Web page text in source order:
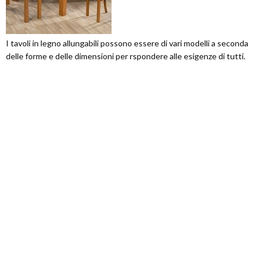
I tavoli in legno allungabili possono essere di vari modelli a seconda
delle forme e delle dimensioni per rspondere alle esigenze di tutti.